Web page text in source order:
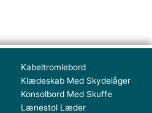
Kabeltromlebord
Klædeskab Med Skydelåger
Konsolbord Med Skuffe
Lænestol Læder